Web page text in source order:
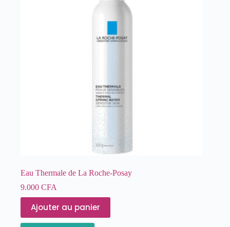
Eau Thermale de La Roche-Posay
9.000 CFA
Ajouter au panier